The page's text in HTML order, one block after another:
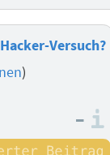
Versuch?
)
–